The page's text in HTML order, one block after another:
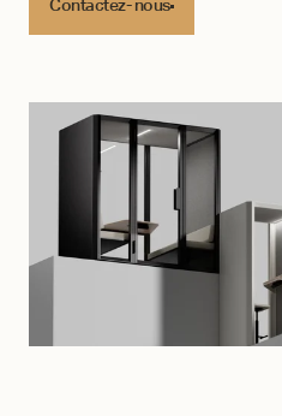
Contactez- nous
Contactez- nous